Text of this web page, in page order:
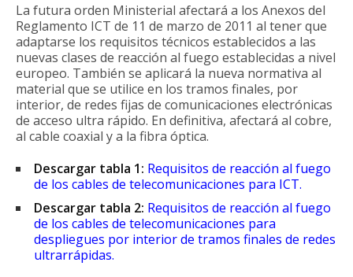
La futura orden Ministerial afectará a los Anexos del
Reglamento ICT de 11 de marzo de 2011 al tener que
adaptarse los requisitos técnicos establecidos a las
nuevas clases de reacción al fuego establecidas a nivel
europeo. También se aplicará la nueva normativa al
material que se utilice en los tramos finales, por
interior, de redes fijas de comunicaciones electrónicas
de acceso ultra rápido. En definitiva, afectará al cobre,
al cable coaxial y a la fibra óptica.
Descargar tabla 1: Requisitos de reacción al fuego
de los cables de telecomunicaciones para ICT.
Descargar tabla 2: Requisitos de reacción al fuego
de los cables de telecomunicaciones para
despliegues por interior de tramos finales de redes
ultrarrápidas.